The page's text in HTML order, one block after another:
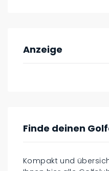
Anzeige
Finde deinen
Kompakt und